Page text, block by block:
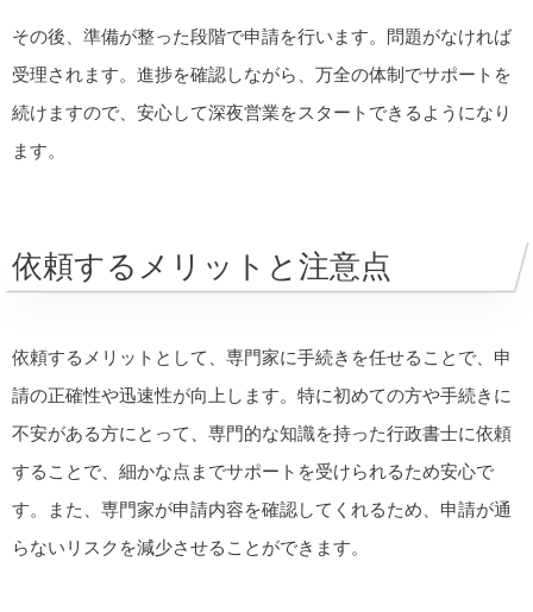
その後、準備が整った段階で申請を行います。問題がなければ
受理されます。進捗を確認しながら、万全の体制でサポートを
続けますので、安心して深夜営業をスタートできるようになり
ます。
依頼するメリットと注意点
依頼するメリットとして、専門家に手続きを任せることで、申
請の正確性や迅速性が向上します。特に初めての方や手続きに
不安がある方にとって、専門的な知識を持った行政書士に依頼
することで、細かな点までサポートを受けられるため安心で
す。また、専門家が申請内容を確認してくれるため、申請が通
らないリスクを減少させることができます。